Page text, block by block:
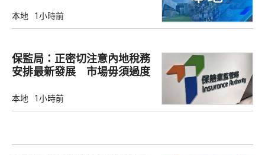
本地 1小時前
保監局：正密切注意內地稅務
安排最新發展 市場毋須過度
本地 1小時前